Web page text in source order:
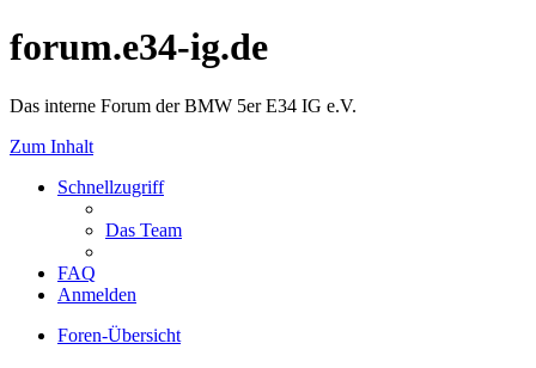
forum.e34-ig.de
Das interne Forum der BMW 5er E34 IG e.V.
Zum Inhalt
Schnellzugriff
Das Team
FAQ
Anmelden
Foren-Übersicht